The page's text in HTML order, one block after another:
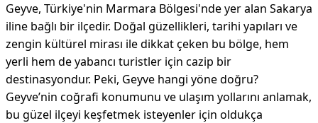
Geyve, Türkiye'nin Marmara Bölgesi'nde yer alan Sakarya
iline bağlı bir ilçedir. Doğal güzellikleri, tarihi yapıları ve
zengin kültürel mirası ile dikkat çeken bu bölge, hem
yerli hem de yabancı turistler için cazip bir
destinasyondur. Peki, Geyve hangi yöne doğru?
Geyve’nin coğrafi konumunu ve ulaşım yollarını anlamak,
bu güzel ilçeyi keşfetmek isteyenler için oldukça